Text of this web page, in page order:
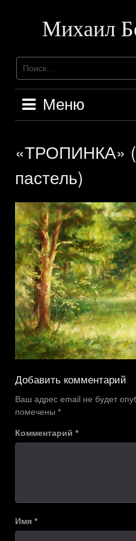
содержимомуМихаил
Меню
«ТРОПИНКА»
пастель)
Добавить комментарий
Ваш адрес email не будет
помечены *
Комментарий *
Имя *